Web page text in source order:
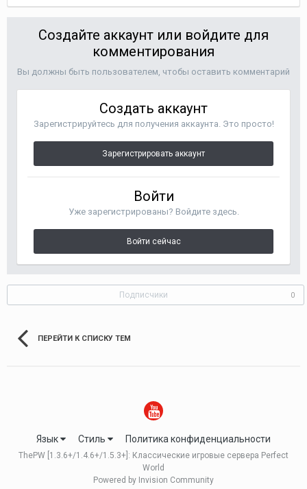
Создайте аккаунт или войдите для
комментирования
Вы должны быть пользователем, чтобы оставить комментарий
Создать аккаунт
Зарегистрируйтесь для получения аккаунта. Это просто!
Зарегистрировать аккаунт
Войти
Уже зарегистрированы? Войдите здесь.
Войти сейчас
Подписчики 0
ПЕРЕЙТИ К СПИСКУ ТЕМ
Язык Стиль Политика конфиденциальности
ThePW [1.3.6+/1.4.6+/1.5.3+]: Классические игровые сервера Perfect
World
Powered by Invision Community